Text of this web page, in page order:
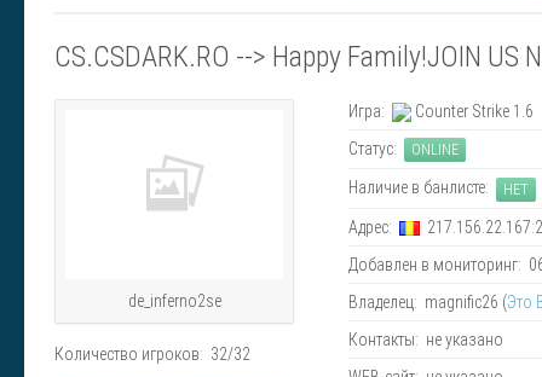
CS.CSDARK.RO --> Happy Family!JOIN US
de_inferno2se
Количество игроков: 32/32
Игра:
Counter Strike 1.6
Статус:
ONLINE
Наличие в банлисте: НЕТ
Адрес:
Добавлен в мониторинг:
Владелец: magnific26 (Это
Контакты: не указано